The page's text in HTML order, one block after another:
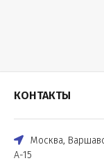
КОНТАКТЫ
Москва,
А-15